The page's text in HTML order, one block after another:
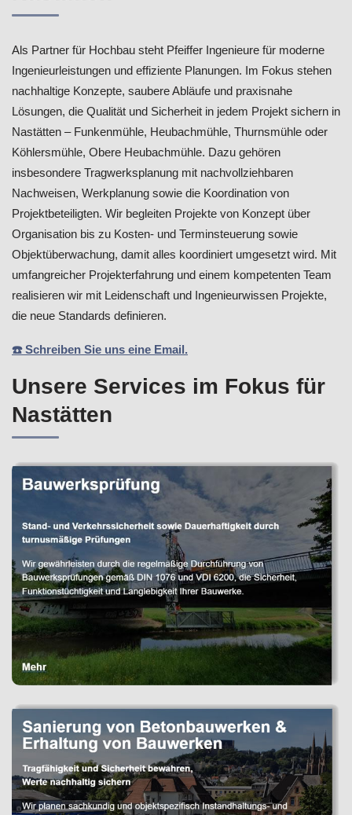
Als Partner für Hochbau steht Pfeiffer Ingenieure für moderne
Ingenieurleistungen und effiziente Planungen. Im Fokus stehen
nachhaltige Konzepte, saubere Abläufe und praxisnahe
Lösungen, die Qualität und Sicherheit in jedem Projekt sichern in
Nastätten – Funkenmühle, Heubachmühle, Thurnsmühle oder
Köhlersmühle, Obere Heubachmühle. Dazu gehören
insbesondere Tragwerksplanung mit nachvollziehbaren
Nachweisen, Werkplanung sowie die Koordination von
Projektbeteiligten. Wir begleiten Projekte von Konzept über
Organisation bis zu Kosten- und Terminsteuerung sowie
Objektüberwachung, damit alles koordiniert umgesetzt wird. Mit
umfangreicher Projekterfahrung und einem kompetenten Team
realisieren wir mit Leidenschaft und Ingenieurwissen Projekte,
die neue Standards definieren.
☎️ Schreiben Sie uns eine Email.
Unsere Services im Fokus für
Nastätten